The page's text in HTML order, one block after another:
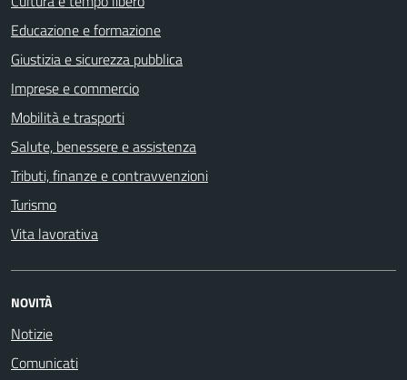
Educazione e formazione
Giustizia e sicurezza pubblica
Imprese e commercio
Mobilità e trasporti
Salute, benessere e assistenza
Tributi, finanze e contravvenzioni
Turismo
Vita lavorativa
NOVITÀ
Notizie
Comunicati